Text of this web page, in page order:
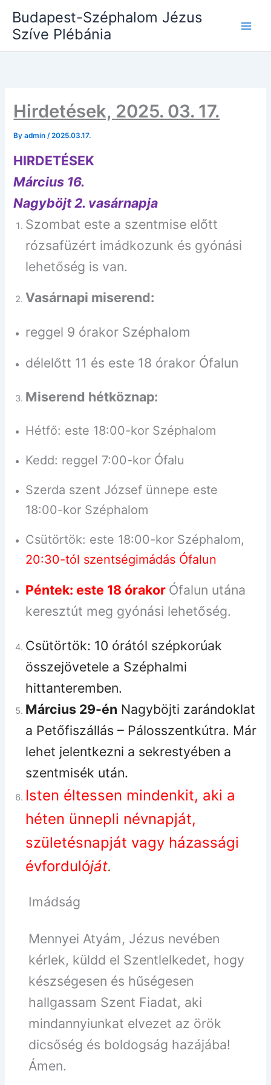
content
Budapest-Széphalom Jézus
Szíve Plébánia
Hirdetések, 2025. 03. 17.
Byadmin/2025.03.17.
HIRDETÉSEK
Március 16.
Nagyböjt 2. vasárnapja
Szombat este a szentmise előtt
rózsafüzért imádkozunk és gyónási
lehetőség is van.
Vasárnapi miserend:
reggel 9 órakor Széphalom
délelőtt 11 és este 18 órakor Ófalun
Miserend hétköznap:
Hétfő: este 18:00-kor Széphalom
Kedd: reggel 7:00-kor Ófalu
Szerda szent József ünnepe este
18:00-kor Széphalom
Csütörtök: este 18:00-kor Széphalom,
20:30-tól szentségimádás Ófalun
Péntek: este 18 órakor Ófalun utána
keresztút meg gyónási lehetőség.
Csütörtök: 10 órától szépkorúak
összejövetele a Széphalmi
hittanteremben.
Március 29-én Nagyböjti zarándoklat
a Petőfiszállás – Pálosszentkútra. Már
lehet jelentkezni a sekrestyében a
szentmisék után.
Isten éltessen mindenkit, aki a
héten ünnepli névnapját,
születésnapját vagy házassági
évfordulóját.
Imádság
Mennyei Atyám, Jézus nevében
kérlek, küldd el Szentlelkedet, hogy
készségesen és hűségesen
hallgassam Szent Fiadat, aki
mindannyiunkat elvezet az örök
dicsőség és boldogság hazájába!
Ámen.